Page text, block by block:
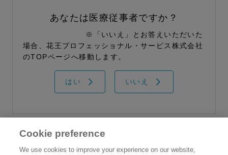
あなたは医療従事者ですか？
※「いいえ」とお答えいただいた
場合、花王プロフェッショナル・サービス株式会社
のTOPページへ移動します。
はい いいえ
Cookie preference
We use cookies to improve your experience on our website,